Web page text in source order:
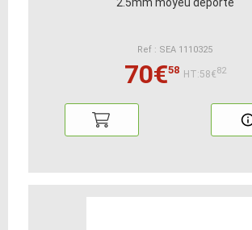
2.5mm moyeu déporté
Ref : SEA 1110325
70€58 HT:58€82